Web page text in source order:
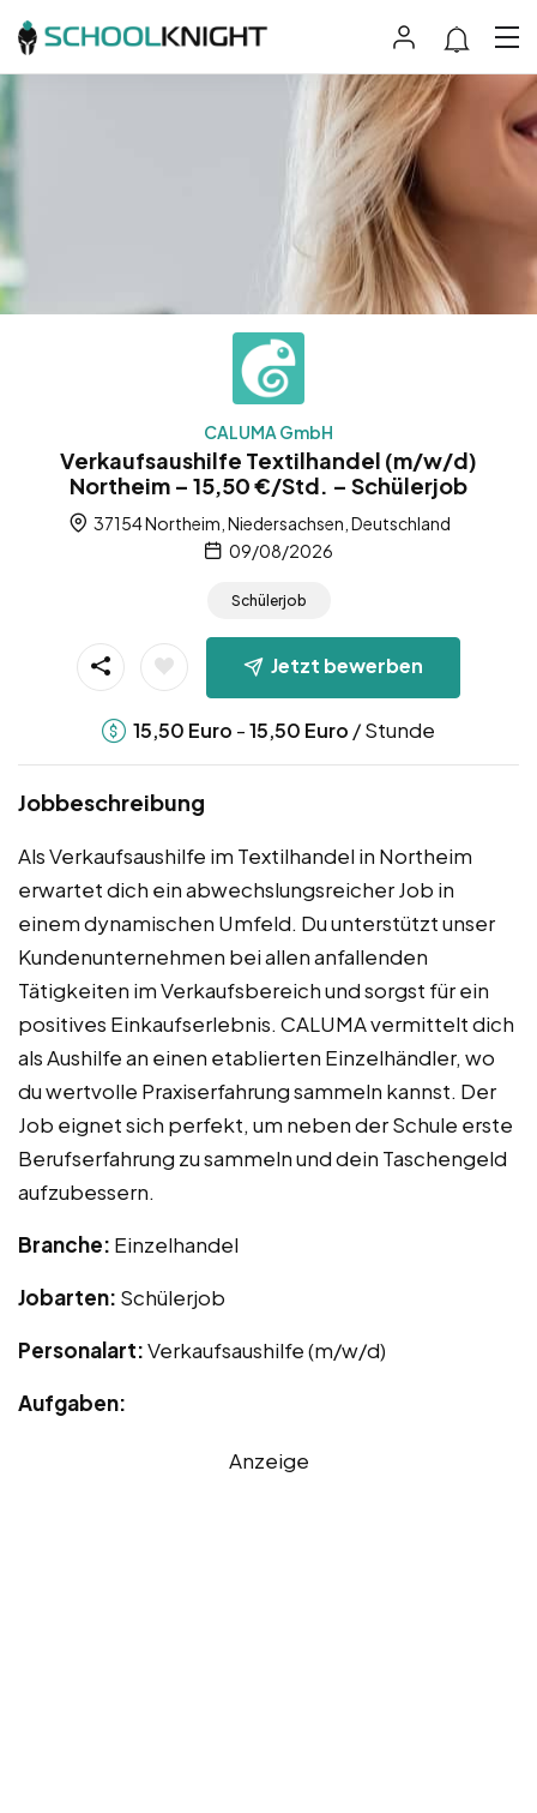
CALUMA GmbH
Verkaufsaushilfe Textilhandel (m/w/d)
Northeim – 15,50 €/Std. – Schülerjob
37154 Northeim, Niedersachsen, Deutschland
09/08/2026
Schülerjob
Jetzt bewerben
15,50 Euro -15,50 Euro / Stunde
Jobbeschreibung
Als Verkaufsaushilfe im Textilhandel in Northeim
erwartet dich ein abwechslungsreicher Job in
einem dynamischen Umfeld. Du unterstützt unser
Kundenunternehmen bei allen anfallenden
Tätigkeiten im Verkaufsbereich und sorgst für ein
positives Einkaufserlebnis. CALUMA vermittelt dich
als Aushilfe an einen etablierten Einzelhändler, wo
du wertvolle Praxiserfahrung sammeln kannst. Der
Job eignet sich perfekt, um neben der Schule erste
Berufserfahrung zu sammeln und dein Taschengeld
aufzubessern.
Branche: Einzelhandel
Jobarten: Schülerjob
Personalart:Verkaufsaushilfe (m/w/d)
Aufgaben:
Anzeige